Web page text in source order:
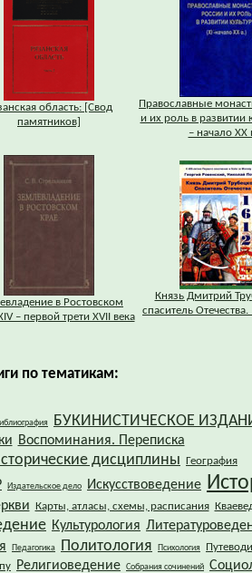
область: [Свод
памятников]
Православные
и их роль в развитии
– начало XX
в Ростовском
– первой трети XVII века
Князь Дмитрий
спаситель
по тематикам:
БУКИНИСТИЧЕСКОЕ
Воспоминания. Переписка
дисциплины География
Издательское дело Искусствоведение
Карты, атласы, схемы, расписания
Культурология
Педагогика Политология Психология
Религиоведение Собрания сочинений